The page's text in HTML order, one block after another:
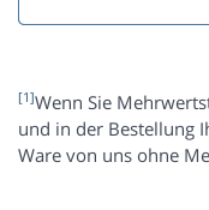
[1]Wenn Sie
und in der Bestellung
Ware von uns ohne